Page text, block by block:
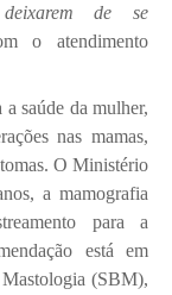
de se
o atendimento
saúde da mulher,
nas mamas,
O Ministério
a mamografia
para a
está em
(SBM),